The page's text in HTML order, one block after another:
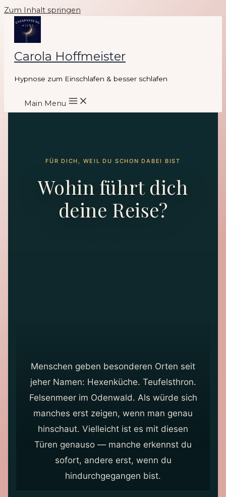
Zum Inhalt springen
Carola Hoffmeister
Hypnose zum Einschlafen & besser schlafen
Main Menu
FÜR DICH, WEIL DU SCHON DABEI BIST
Wohin führt dich
deine Reise?
Menschen geben besonderen Orten seit
jeher Namen: Hexenküche. Teufelsthron.
Felsenmeer im Odenwald. Als würde sich
manches erst zeigen, wenn man genau
hinschaut. Vielleicht ist es mit diesen
Türen genauso — manche erkennst du
sofort, andere erst, wenn du
hindurchgegangen bist.